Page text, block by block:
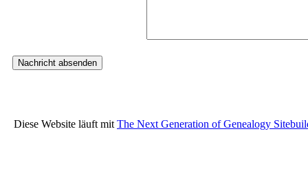
Diese Website läuft mit The Next Generation of Genealogy